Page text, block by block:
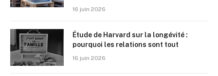
16 juin 2026
Étude de Harvard sur la longévité :
pourquoi les relations sont tout
16 juin 2026